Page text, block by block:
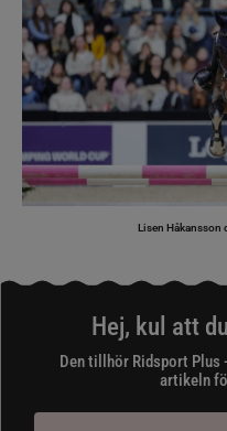
Lisen Håkansson
Hej, kul att
Den tillhör Ridsport Plus
artikeln